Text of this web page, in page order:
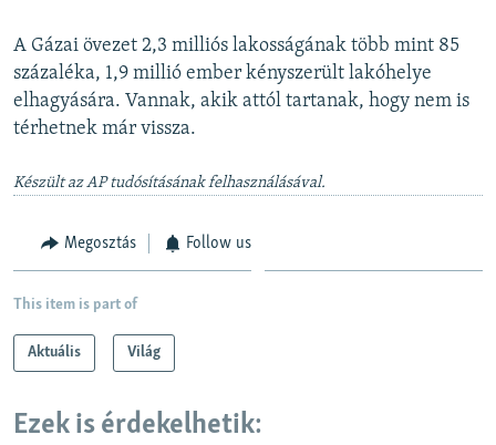
A Gázai övezet 2,3 milliós lakosságának több mint 85
százaléka, 1,9 millió ember kényszerült lakóhelye
elhagyására. Vannak, akik attól tartanak, hogy nem is
térhetnek már vissza.
Készült az AP tudósításának felhasználásával.
Megosztás Follow us
This item is part of
Aktuális Világ
Ezek is érdekelhetik: